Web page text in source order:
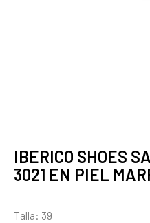
IBERICO SHOES
3021 EN PIEL
Talla: 39